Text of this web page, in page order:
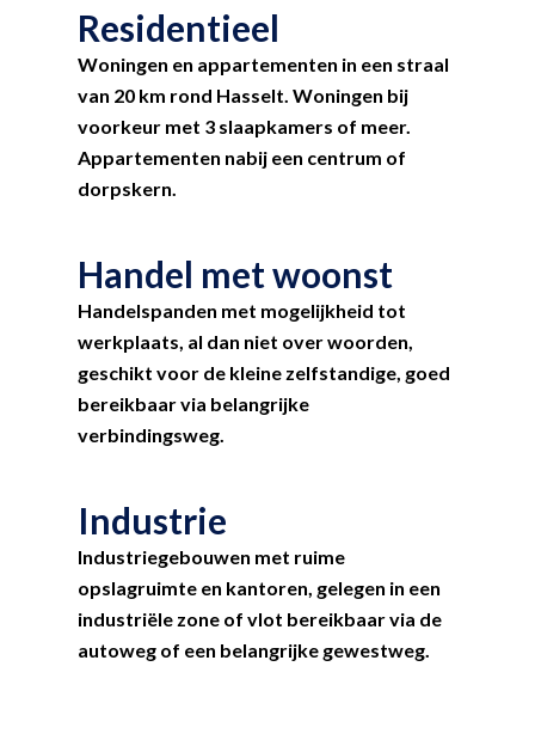
Residentieel
Woningen en appartementen in een straal
van 20 km rond Hasselt. Woningen bij
voorkeur met 3 slaapkamers of meer.
Appartementen nabij een centrum of
dorpskern.
Handel met woonst
Handelspanden met mogelijkheid tot
werkplaats, al dan niet over woorden,
geschikt voor de kleine zelfstandige, goed
bereikbaar via belangrijke
verbindingsweg.
Industrie
Industriegebouwen met ruime
opslagruimte en kantoren, gelegen in een
industriële zone of vlot bereikbaar via de
autoweg of een belangrijke gewestweg.